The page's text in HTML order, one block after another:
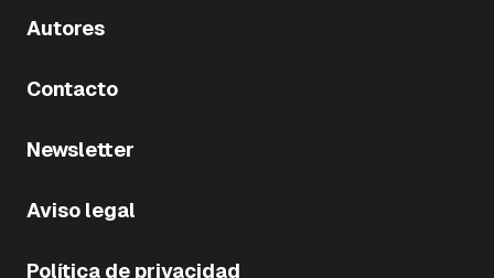
Autores
Contacto
Newsletter
Aviso legal
Política de privacidad